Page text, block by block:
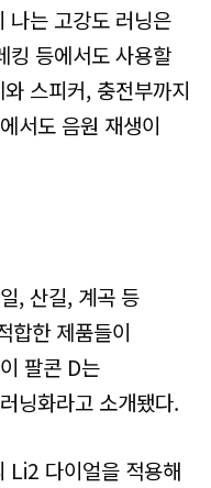
나는 고강도 러닝은
킹 등에서도 사용할
스피커, 충전부까지
서도 음원 재생이
, 산길, 계곡 등
합한 제품들이
팔콘 D는
닝화라고 소개됐다.
Li2 다이얼을 적용해